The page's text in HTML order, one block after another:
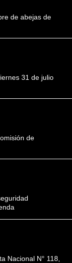
de abejas de
31 de julio
de
Nacional N° 118,